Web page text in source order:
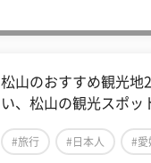
松山のおすすめ観光地
い、松山の観光スポッ
#旅行 #日本人 #愛